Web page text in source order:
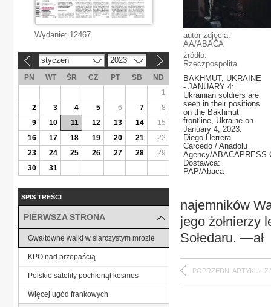
autor zdjęcia:
AA/ABACA
źródło:
Rzeczpospolita
BAKHMUT, UKRAINE
- JANUARY 4:
Ukrainian soldiers are
seen in their positions
on the Bakhmut
frontline, Ukraine on
January 4, 2023.
Diego Herrera
Carcedo / Anadolu
Agency/
Dostawca:
PAP/Abaca
najemników
jego żołnierzy
Sołedaru. —ał
POPRZEDNI ARTYKUŁ Z
Wydanie: 12467
styczeń 2023
PN WT ŚR CZ PT SB
ND
1
2
3 4 5 6 7
8
9
10 11 12 13 14
15
16
17 18 19 20 21
22
23
24 25 26 27 28
29
30
31
SPIS TREŚCI
PIERWSZA STRONA
Gwałtowne walki w siarczystym mrozie
KPO nad przepaścią
Polskie satelity pochłonął kosmos
Więcej ugód frankowych